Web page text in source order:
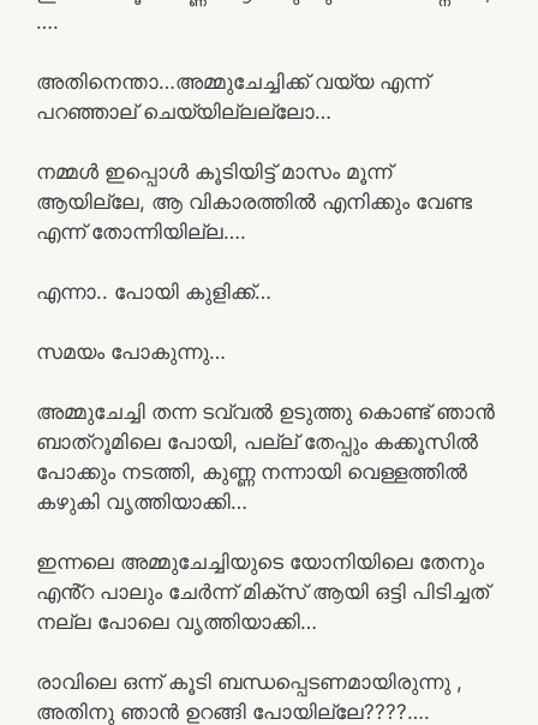
….
അതിനെന്താ…അമ്മുചേച്ചിക്ക് വയ്യ എന്ന്
പറഞ്ഞാല് ചെയ്യില്ലല്ലോ…
നമ്മൾ ഇപ്പൊൾ കൂടിയിട്ട് മാസം മൂന്ന്
ആയില്ലേ, ആ വികാരത്തിൽ എനിക്കും വേണ്ട
എന്ന് തോന്നിയില്ല….
എന്നാ.. പോയി കുളിക്ക്…
സമയം പോകുന്നു…
അമ്മുചേച്ചി തന്ന ടവ്വൽ ഉടുത്തു കൊണ്ട് ഞാൻ
ബാത്റൂമിലെ പോയി, പല്ല് തേപ്പും കക്കൂസിൽ
പോക്കും നടത്തി, കുണ്ണ നന്നായി വെള്ളത്തിൽ
കഴുകി വൃത്തിയാക്കി…
ഇന്നലെ അമ്മുചേച്ചിയുടെ യോനിയിലെ തേനും
എൻ്റ പാലും ചേർന്ന് മിക്സ് ആയി ഒട്ടി പിടിച്ചത്
നല്ല പോലെ വൃത്തിയാക്കി…
രാവിലെ ഒന്ന് കൂടി ബന്ധപ്പെടണമായിരുന്നു ,
അതിനു ഞാൻ ഉറങ്ങി പോയില്ലേ????….